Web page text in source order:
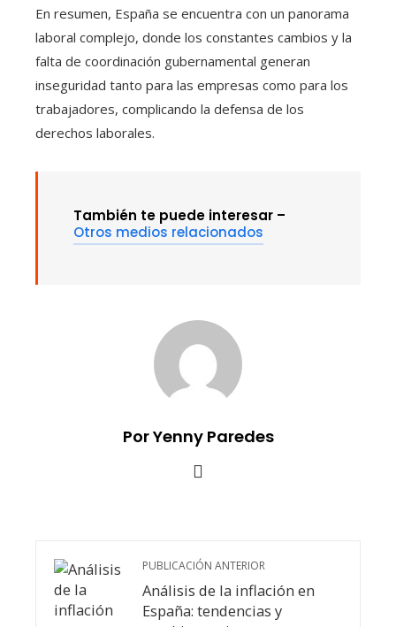
En resumen, España se encuentra con un panorama
laboral complejo, donde los constantes cambios y la
falta de coordinación gubernamental generan
inseguridad tanto para las empresas como para los
trabajadores, complicando la defensa de los
derechos laborales.
También te puede interesar –
Otros medios relacionados
Por Yenny Paredes
PUBLICACIÓN ANTERIOR
Análisis de la inflación en
España: tendencias y